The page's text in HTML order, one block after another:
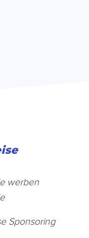
werben
Sponsoring